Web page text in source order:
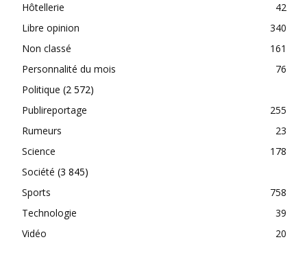
Hôtellerie
42
Libre opinion
340
Non classé
161
Personnalité du mois
76
Politique (2 572)
Publireportage
255
Rumeurs
23
Science
178
Société (3 845)
Sports
758
Technologie
39
Vidéo
20